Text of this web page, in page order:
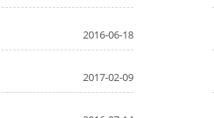
2016-06-18
2017-02-09